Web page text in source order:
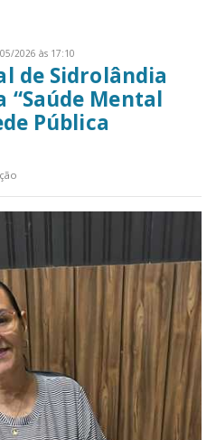
2026 às 17:10
de Sidrolândia
“Saúde Mental
Pública